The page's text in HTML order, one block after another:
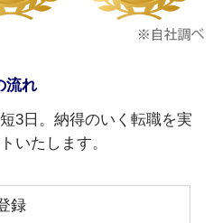
流れ
3日。納得のいく転職を実
いたします。
録